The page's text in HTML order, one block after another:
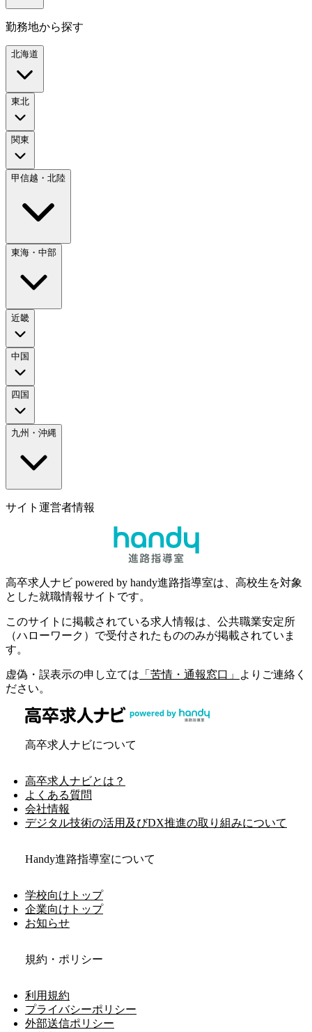
勤務地から探す
北海道
東北
関東
甲信越・北陸
東海・中部
近畿
中国
四国
九州・沖縄
サイト運営者情報
高卒求人ナビ powered by handy進路指導室は、高校生を対象
とした就職情報サイトです。
このサイトに掲載されている求人情報は、公共職業安定所
（ハローワーク）で受付されたもののみが掲載されていま
す。
虚偽・誤表示の申し立ては 「苦情・通報窓口」
よりご連絡く
ださい。
高卒求人ナビについて
高卒求人ナビとは？
よくある質問
会社情報
デジタル技術の活用及びDX推進の取り組みについて
Handy進路指導室について
学校向けトップ
企業向けトップ
お知らせ
規約・ポリシー
利用規約
プライバシーポリシー
外部送信ポリシー